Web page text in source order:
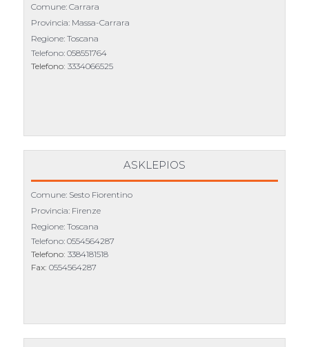
Comune: Carrara
Provincia: Massa-Carrara
Regione: Toscana
Telefono: 058551764
Telefono: 3334066525
ASKLEPIOS
Comune: Sesto Fiorentino
Provincia: Firenze
Regione: Toscana
Telefono: 0554564287
Telefono: 3384181518
Fax: 0554564287